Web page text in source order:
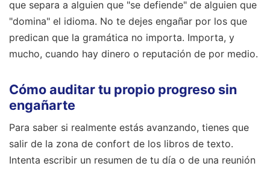
que separa a alguien que "se defiende" de alguien que
"domina" el idioma. No te dejes engañar por los que
predican que la gramática no importa. Importa, y
mucho, cuando hay dinero o reputación de por medio.
Cómo auditar tu propio progreso sin
engañarte
Para saber si realmente estás avanzando, tienes que
salir de la zona de confort de los libros de texto.
Intenta escribir un resumen de tu día o de una reunión